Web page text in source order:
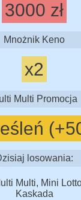
3000 zł
Mnożnik Keno
x2
Multi Promocja
losowania:
Multi, Mini
Kaskada